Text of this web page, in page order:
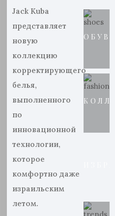
Jack Kuba
представляет
новую
коллекцию
корректирующего
белья,
выполненного
по
инновационной
технологии,
которое
комфортно даже
израильским
летом.